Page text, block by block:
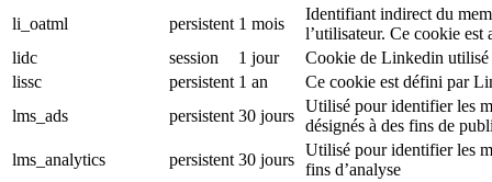
li_oatml
persistent 1 mois
Identifiant indirect du
l’utilisateur. Ce cookie
lidc
session 1 jour
Cookie de Linkedin utilisé
lissc
persistent 1 an
Ce cookie est défini par
lms_ads
persistent 30 jours
Utilisé pour identifier les
désignés à des fins de
lms_analytics
persistent 30 jours
Utilisé pour identifier les
fins d’analyse